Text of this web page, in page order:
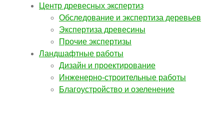
Центр древесных экспертиз
Обследование и экспертиза деревьев
Экспертиза древесины
Прочие экспертизы
Ландшафтные работы
Дизайн и проектирование
Инженерно-строительные работы
Благоустройство и озеленение